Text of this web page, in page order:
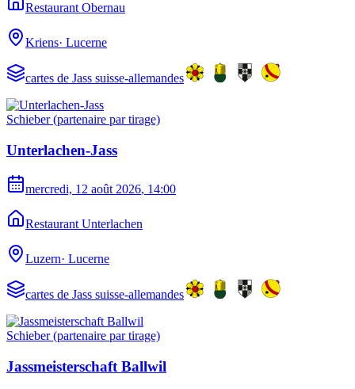
Restaurant Obernau
Kriens· Lucerne
cartes de Jass suisse-allemandes
Schieber (partenaire par tirage)
Unterlachen-Jass
mercredi, 12 août 2026, 14:00
Restaurant Unterlachen
Luzern· Lucerne
cartes de Jass suisse-allemandes
Schieber (partenaire par tirage)
Jassmeisterschaft Ballwil